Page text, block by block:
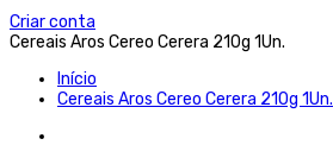
Criar conta
Cereais Aros Cereo Cerera 210g 1Un.
Início
Cereais Aros Cereo Cerera 210g 1Un.